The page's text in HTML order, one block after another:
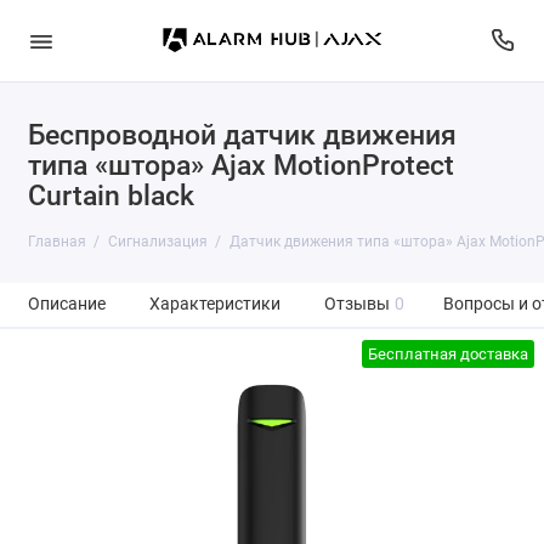
Беспроводной датчик движения
типа «штора» Ajax MotionProtect
Curtain black
Главная Сигнализация Датчик движения типа «штора» Ajax
Описание Характеристики Отзывы 0 Вопросы и
Бесплатная доставка